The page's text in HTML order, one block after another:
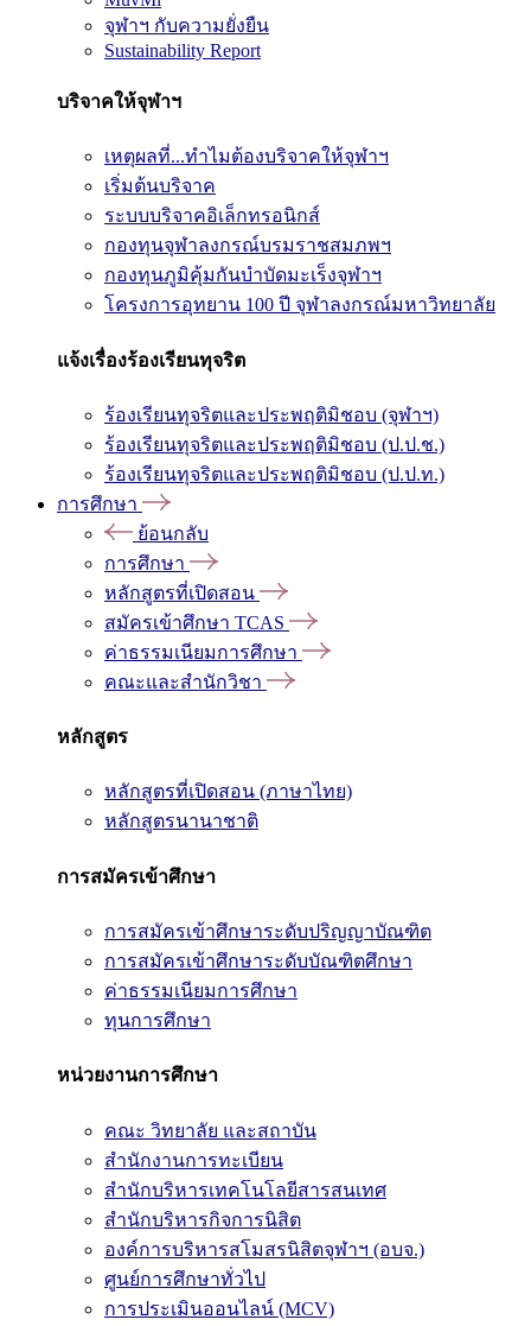
จุฬาฯ กับความยั่งยืน
Sustainability Report
บริจาคให้จุฬาฯ
เหตุผลที่...ทำไมต้องบริจาคให้จุฬาฯ
เริ่มต้นบริจาค
ระบบบริจาคอิเล็กทรอนิกส์
กองทุนจุฬาลงกรณ์บรมราชสมภพฯ
กองทุนภูมิคุ้มกันบำบัดมะเร็งจุฬาฯ
โครงการอุทยาน 100 ปี จุฬาลงกรณ์มหาวิทยาลัย
แจ้งเรื่องร้องเรียนทุจริต
ร้องเรียนทุจริตและประพฤติมิชอบ (จุฬาฯ)
ร้องเรียนทุจริตและประพฤติมิชอบ (ป.ป.ช.)
ร้องเรียนทุจริตและประพฤติมิชอบ (ป.ป.ท.)
การศึกษา
ย้อนกลับ
การศึกษา
หลักสูตรที่เปิดสอน
สมัครเข้าศึกษา TCAS
ค่าธรรมเนียมการศึกษา
คณะและสำนักวิชา
หลักสูตร
หลักสูตรที่เปิดสอน (ภาษาไทย)
หลักสูตรนานาชาติ
การสมัครเข้าศึกษา
การสมัครเข้าศึกษาระดับปริญญาบัณฑิต
การสมัครเข้าศึกษาระดับบัณฑิตศึกษา
ค่าธรรมเนียมการศึกษา
ทุนการศึกษา
หน่วยงานการศึกษา
คณะ วิทยาลัย และสถาบัน
สำนักงานการทะเบียน
สำนักบริหารเทคโนโลยีสารสนเทศ
สำนักบริหารกิจการนิสิต
องค์การบริหารสโมสรนิสิตจุฬาฯ (อบจ.)
ศูนย์การศึกษาทั่วไป
การประเมินออนไลน์ (MCV)